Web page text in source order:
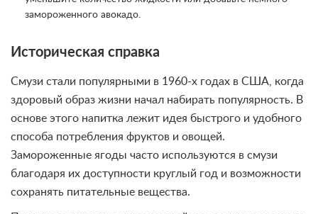
замороженного авокадо.
Историческая справка
Смузи стали популярными в 1960-х годах в США, когда
здоровый образ жизни начал набирать популярность. В
основе этого напитка лежит идея быстрого и удобного
способа потребления фруктов и овощей.
Замороженные ягоды часто используются в смузи
благодаря их доступности круглый год и возможности
сохранять питательные вещества.